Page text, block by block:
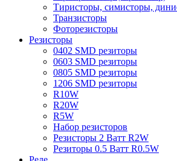
Тиристоры, симисторы,
Транзисторы
Фоторезисторы
Резисторы
0402 SMD резиторы
0603 SMD резиторы
0805 SMD резиторы
1206 SMD резиторы
R10W
R20W
R5W
Набор резисторов
Резисторы 2 Ватт R2W
Резиторы 0.5 Ватт R0.5W